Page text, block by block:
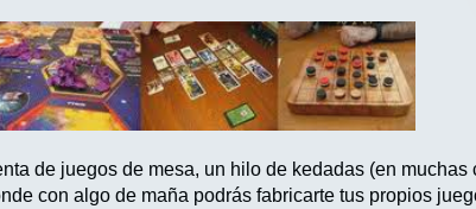
de juegos de mesa, un hilo de kedadas (en muchas
con algo de maña podrás fabricarte tus propios